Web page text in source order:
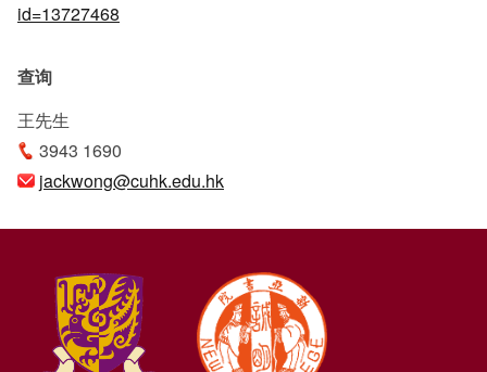
id=13727468
查询
王先生
3943 1690
jackwong@cuhk.edu.hk